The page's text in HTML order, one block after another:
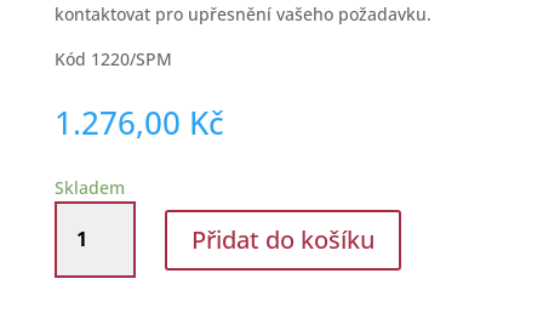
kontaktovat pro upřesnění vašeho požadavku.
Kód 1220/SPM
1.276,00 Kč
Skladem
sklo
pohárky
Přidat do košíku